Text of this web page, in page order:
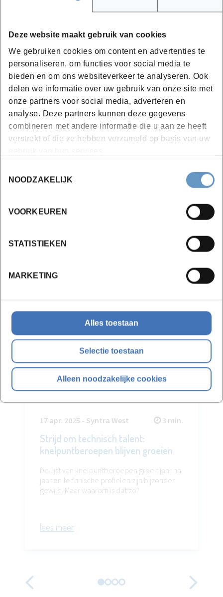
Deze website maakt gebruik van cookies
We gebruiken cookies om content en advertenties te
personaliseren, om functies voor social media te
bieden en om ons websiteverkeer te analyseren. Ook
delen we informatie over uw gebruik van onze site met
onze partners voor social media, adverteren en
analyse. Deze partners kunnen deze gegevens
combineren met andere informatie die u aan ze heeft
verstrekt of die ze hebben verzameld op basis van uw
NOODZAKELIJK
VOORKEUREN
STATISTIEKEN
MARKETING
Alles toestaan
Selectie toestaan
Alleen noodzakelijke cookies
upgraden.
Laat je vb. van A tot Z opleiden tot grafische
vormgever, cyberspecialist, bakker, stylist, of
vakman.
Of breid je competenties verder uit met
enkele korte learning snacks.
Futureproof én telkens op zeerpraktischewijze.
Via aanvullende leerformules zoals e-learning en
garanderen.
17 apr. 2025 - Syntra West 3 min.
Strijd om technisch talent:
knelpuntberoepen blijven groeien
De lijst van knelpuntberoepen groeit jaar na
jaar en technische profielen zijn bijzonder
gewild. Maar waarom is dat zo?
lees meer